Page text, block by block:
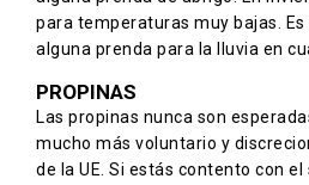
para temperaturas muy bajas.
alguna prenda para la lluvia en
PROPINAS
Las propinas nunca son
mucho más voluntario y
de la UE. Si estás contento con el